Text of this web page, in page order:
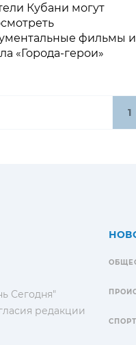
Кубани могут
фильмы
«Города-герои»
1
Сегодня"
редакции
СПОРТ